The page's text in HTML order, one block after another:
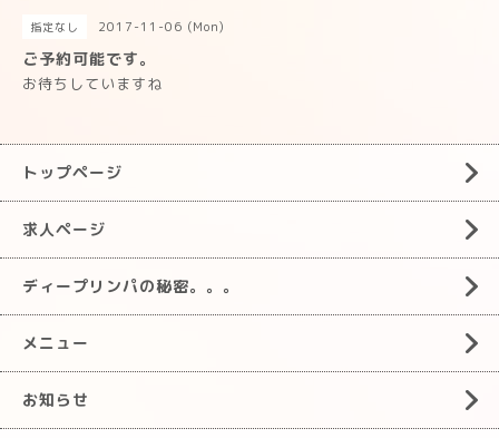
指定なし 2017-11-06 (Mon)
ご予約可能です。
お待ちしていますね
トップページ
求人ページ
ディープリンパの秘密。。。
メニュー
お知らせ